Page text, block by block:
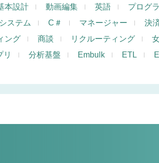
本設計 動画編集 英語 プログ
ステム C＃ マネージャー 決
ング
商談 リクルーティング
リ
分析基盤 Embulk ETL